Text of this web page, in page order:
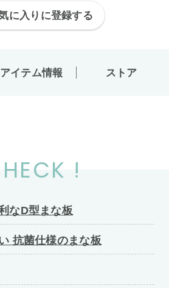
に入りに登録する
アイテム情報 ストア
!
なD型まな板
抗菌仕様のまな板